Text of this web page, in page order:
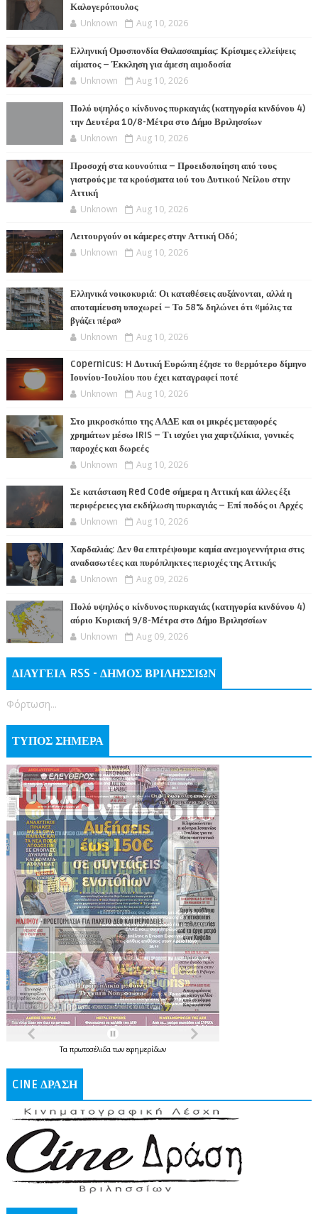
Καλογερόπουλος
Unknown Aug 10, 2026
Ελληνική Ομοσπονδία Θαλασσαιμίας: Κρίσιμες ελλείψεις
αίματος – Έκκληση για άμεση αιμοδοσία
Unknown Aug 10, 2026
Πολύ υψηλός ο κίνδυνος πυρκαγιάς (κατηγορία κινδύνου 4)
την Δευτέρα 10/8-Μέτρα στο Δήμο Βριλησσίων
Unknown Aug 10, 2026
Προσοχή στα κουνούπια – Προειδοποίηση από τους
γιατρούς με τα κρούσματα ιού του Δυτικού Νείλου στην
Αττική
Unknown Aug 10, 2026
Λειτουργούν οι κάμερες στην Αττική Οδό;
Unknown Aug 10, 2026
Ελληνικά νοικοκυριά: Οι καταθέσεις αυξάνονται, αλλά η
αποταμίευση υποχωρεί – Το 58% δηλώνει ότι «μόλις τα
βγάζει πέρα»
Unknown Aug 10, 2026
Copernicus: H Δυτική Ευρώπη έζησε το θερμότερο δίμηνο
Ιουνίου-Ιουλίου που έχει καταγραφεί ποτέ
Unknown Aug 10, 2026
Στο μικροσκόπιο της ΑΑΔΕ και οι μικρές μεταφορές
χρημάτων μέσω IRIS – Τι ισχύει για χαρτζιλίκια, γονικές
παροχές και δωρεές
Unknown Aug 10, 2026
Σε κατάσταση Red Code σήμερα η Αττική και άλλες έξι
περιφέρειες για εκδήλωση πυρκαγιάς – Επί ποδός οι Αρχές
Unknown Aug 10, 2026
Χαρδαλιάς: Δεν θα επιτρέψουμε καμία ανεμογεννήτρια στις
αναδασωτέες και πυρόπληκτες περιοχές της Αττικής
Unknown Aug 09, 2026
Πολύ υψηλός ο κίνδυνος πυρκαγιάς (κατηγορία κινδύνου 4)
αύριο Κυριακή 9/8-Μέτρα στο Δήμο Βριλησσίων
Unknown Aug 09, 2026
ΔΙΑΥΓΕΙΑ RSS - ΔΗΜΟΣ ΒΡΙΛΗΣΣΙΩΝ
Φόρτωση...
ΤΥΠΟΣ ΣΗΜΕΡΑ
Τα πρωτοσέλιδατων εφημερίδων
CINE ΔΡΑΣΗ